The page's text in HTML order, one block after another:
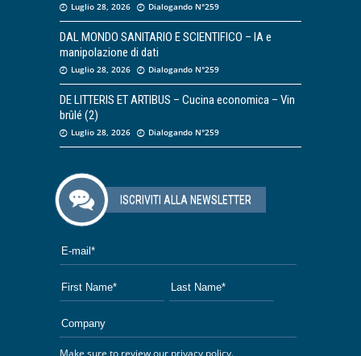
Luglio 28, 2026 Dialogando N°259
DAL MONDO SANITARIO E SCIENTIFICO – IA e
manipolazione di dati
Luglio 28, 2026 Dialogando N°259
DE LITTERIS ET ARTIBUS – Cucina economica – Vin
brûlé (2)
Luglio 28, 2026 Dialogando N°259
ISCRIVITI ALLA NEWSLETTER